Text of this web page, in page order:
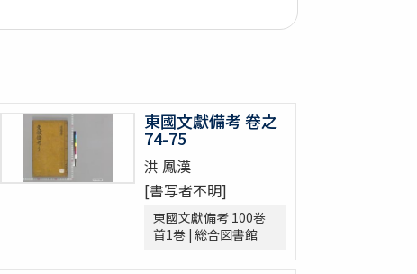
東國文獻備考 卷之
74-75
洪 鳳漢
[書写者不明]
東國文獻備考 100巻
首1巻 | 総合図書館